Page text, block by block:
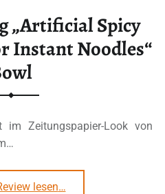
„Artificial Spicy
Instant Noodles“
im Zeitungspapier-Look von
lesen“#3108: Baixiang „Artificial Spicy Beef Soup Flavor Instant Noodles“ Bowl”
…